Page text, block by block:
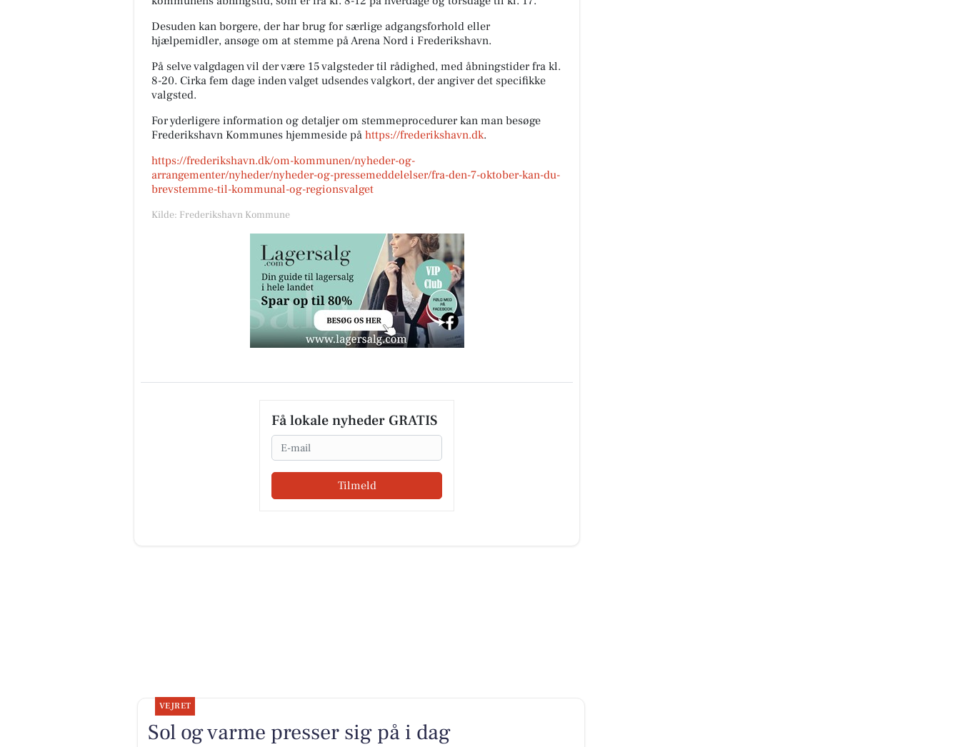
Desuden kan borgere, der har brug for særlige adgangsforhold eller
hjælpemidler, ansøge om at stemme på Arena Nord i Frederikshavn.
På selve valgdagen vil der være 15 valgsteder til rådighed, med åbningstider fra kl.
8-20. Cirka fem dage inden valget udsendes valgkort, der angiver det specifikke
valgsted.
For yderligere information og detaljer om stemmeprocedurer kan man besøge
Frederikshavn Kommunes hjemmeside på https://frederikshavn.dk.
https://frederikshavn.dk/om-kommunen/nyheder-og-
arrangementer/nyheder/nyheder-og-pressemeddelelser/fra-den-7-oktober-kan-du-
brevstemme-til-kommunal-og-regionsvalget
Kilde: Frederikshavn Kommune
Få lokale nyheder GRATIS
Email
Tilmeld
VEJRET
Sol og varme presser sig på i dag